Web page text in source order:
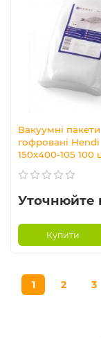
Вакуумні пакети
гофровані Hendi
150х400-105 100
Уточнюйте
Купити
1 2 3